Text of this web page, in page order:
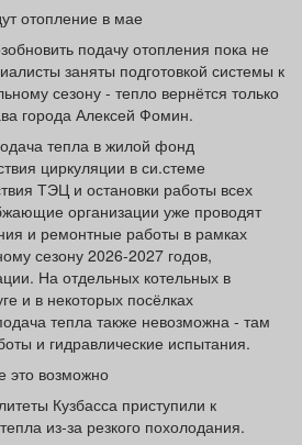
отопление в мае
подачу отопления пока не
заняты подготовкой системы к
сезону - тепло вернётся только
города Алексей Фомин.
тепла в жилой фонд
циркуляции в си.стеме
ТЭЦ и остановки работы всех
организации уже проводят
и ремонтные работы в рамках
сезону 2026-2027 годов,
На отдельных котельных в
и в некоторых посёлках
тепла также невозможна - там
и гидравлические испытания.
это возможно
Кузбасса приступили к
из‑за резкого похолодания.